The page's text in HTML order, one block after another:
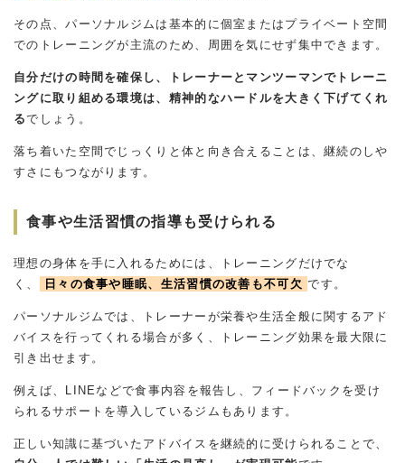
その点、パーソナルジムは基本的に個室またはプライベート空間
でのトレーニングが主流のため、周囲を気にせず集中できます。
自分だけの時間を確保し、トレーナーとマンツーマンでトレーニ
ングに取り組める環境は、精神的なハードルを大きく下げてくれ
るでしょう。
落ち着いた空間でじっくりと体と向き合えることは、継続のしや
すさにもつながります。
食事や生活習慣の指導も受けられる
理想の身体を手に入れるためには、トレーニングだけでな
く、
日々の食事や睡眠、生活習慣の改善も不可欠 です。
パーソナルジムでは、トレーナーが栄養や生活全般に関するアド
バイスを行ってくれる場合が多く、トレーニング効果を最大限に
引き出せます。
例えば、LINEなどで食事内容を報告し、フィードバックを受け
られるサポートを導入しているジムもあります。
正しい知識に基づいたアドバイスを継続的に受けられることで、